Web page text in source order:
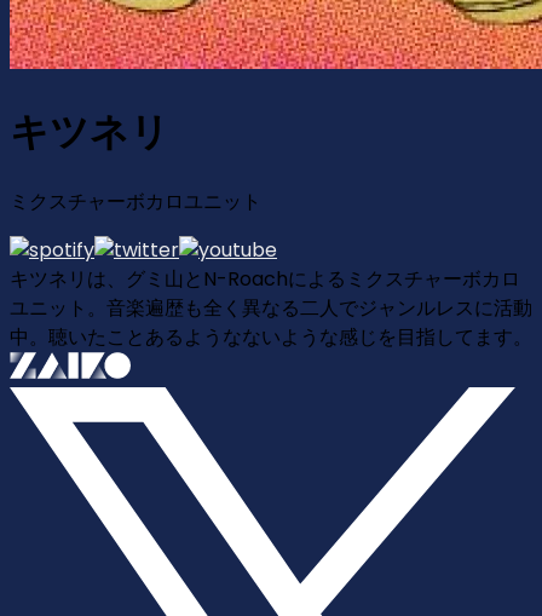
キツネリ
ミクスチャーボカロユニット
キツネリは、グミ山とN-Roachによるミクスチャーボカロ
ユニット。音楽遍歴も全く異なる二人でジャンルレスに活動
中。聴いたことあるようなないような感じを目指してます。